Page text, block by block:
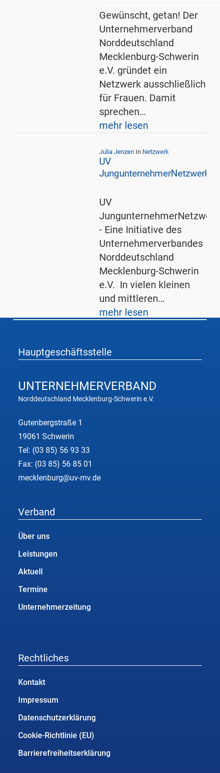
Gewünscht, getan! Der
Unternehmerverband
Norddeutschland
Mecklenburg-Schwerin
e.V. gründet ein
Netzwerk ausschließlich
für Frauen. Damit
sprechen…
mehr lesen
Julia Jenzen In Netzwerk
UV
JungunternehmerNetzwerk
UV
JungunternehmerNetzwerk
- Eine Initiative des
Unternehmerverbandes
Norddeutschland
Mecklenburg-Schwerin
e.V. In vielen kleinen
und mittleren…
mehr lesen
Hauptgeschäftsstelle
UNTERNEHMERVERBAND
Norddeutschland Mecklenburg-Schwerin e.V.
Gutenbergstraße 1
19061 Schwerin
Tel: (03 85) 56 93 33
Fax: (03 85) 56 85 01
mecklenburg@uv-mv.de
Verband
Über uns
Leistungen
Aktuell
Termine
Unternehmerzeitung
Rechtliches
Kontakt
Impressum
Datenschutzerklärung
Cookie-Richtlinie (EU)
Barrierefreiheitserklärung